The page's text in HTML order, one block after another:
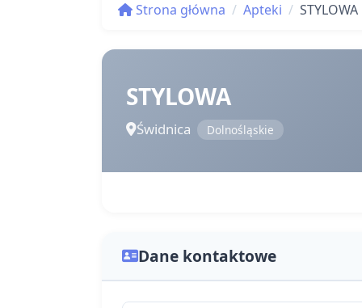
Strona główna Apteki STYLOWA
STYLOWA
Świdnica Dolnośląskie
Dane kontaktowe